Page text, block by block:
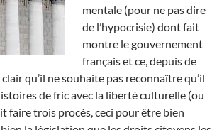
mentale (pour ne pas dire
de l’hypocrisie) dont fait
montre le gouvernement
français et ce, depuis de
qu’il ne souhaite pas reconnaître qu’il
de fric avec la liberté culturelle (ou
faire trois procès, ceci pour être bien